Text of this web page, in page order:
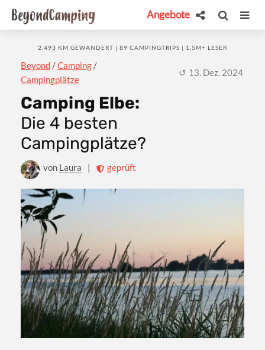
Angebote
Beyond /Camping /
Campingplätze
2.493 KM GEWANDERT | 89 CAMPINGTRIPS | 1,5M+ LESER
13. Dez. 2024
Camping Elbe:
Die 4 besten
Campingplätze?
von Laura geprüft